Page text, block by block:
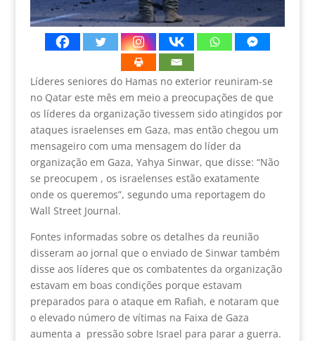
Líderes seniores do Hamas no exterior reuniram-se
no Qatar este mês em meio a preocupações de que
os líderes da organização tivessem sido atingidos por
ataques israelenses em Gaza, mas então chegou um
mensageiro com uma mensagem do líder da
organização em Gaza, Yahya Sinwar, que disse: “Não
se preocupem , os israelenses estão exatamente
onde os queremos”, segundo uma reportagem do
Wall Street Journal.
Fontes informadas sobre os detalhes da reunião
disseram ao jornal que o enviado de Sinwar também
disse aos líderes ​​que os combatentes da organização
estavam em boas condições porque estavam
preparados para o ataque em Rafiah, e notaram que
o elevado número de vítimas na Faixa de Gaza
aumenta a pressão sobre Israel para parar a guerra.